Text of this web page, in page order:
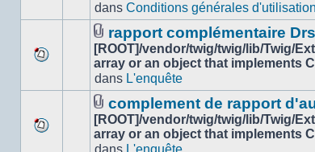
nouveau
message
dans Conditions générales
nouveau
message
Fichier(s)
joint(s)
rapport complémentaire
[ROOT]/vendor/twig/twig/lib/Twig/
array or an object that implements
dans L'enquête
Fichier(s)
joint(s)
complement de rapport
[ROOT]/vendor/twig/twig/lib/Twig/
array or an object that implements
dans L'enquête